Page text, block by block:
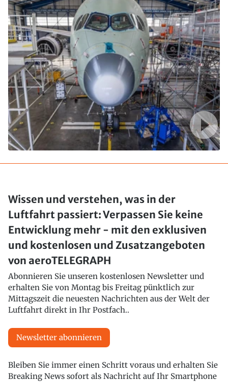
Wissen und verstehen, was in der
Luftfahrt passiert: Verpassen Sie keine
Entwicklung mehr - mit den exklusiven
und kostenlosen und Zusatzangeboten
von aeroTELEGRAPH
Abonnieren Sie unseren kostenlosen Newsletter und
erhalten Sie von Montag bis Freitag pünktlich zur
Mittagszeit die neuesten Nachrichten aus der Welt der
Luftfahrt direkt in Ihr Postfach..
Newsletter abonnieren
Bleiben Sie immer einen Schritt voraus und erhalten Sie
Breaking News sofort als Nachricht auf Ihr Smartphone